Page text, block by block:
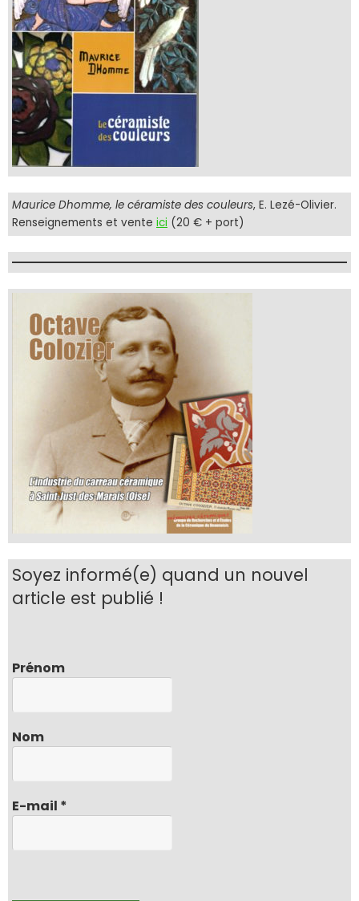
Maurice Dhomme, le céramiste des couleurs, E. Lezé-Olivier.
Renseignements et vente ici (20 € + port)
Soyez informé(e) quand un nouvel
article est publié !
Prénom
Nom
E-mail *